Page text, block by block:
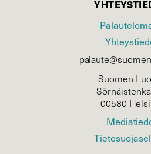
Suomen
00580